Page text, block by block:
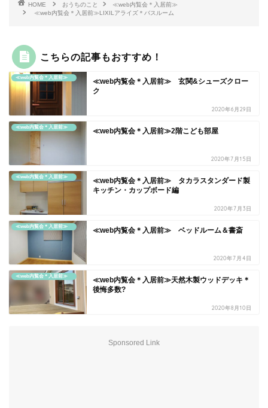
HOME おうちのこと
≪web内覧会＊入居前≫
≪web内覧会＊入居前≫LIXILアライズ＊バスルーム
こちらの記事もおすすめ！
≪web内覧会＊入居前≫
≪web内覧会＊入居前≫ 玄関&シューズクロー
ク
2020年6月29日
≪web内覧会＊入居前≫ ≪web内覧会＊入居前≫2階こども部屋
2020年7月15日
≪web内覧会＊入居前≫
≪web内覧会＊入居前≫ タカラスタンダード製
キッチン・カップボード編
2020年7月3日
≪web内覧会＊入居前≫ ≪web内覧会＊入居前≫ ベッドルーム＆書斎
2020年7月4日
≪web内覧会＊入居前≫
≪web内覧会＊入居前≫天然木製ウッドデッキ＊
後悔多数?
2020年8月10日
Sponsored Link